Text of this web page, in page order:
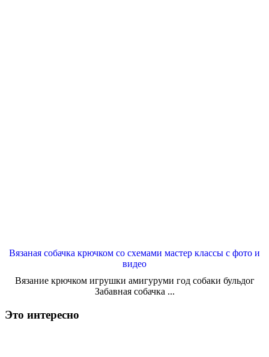
Вязаная собачка крючком со схемами мастер классы с фото и
видео
Вязание крючком игрушки амигуруми год собаки бульдог
Забавная собачка ...
Это интересно